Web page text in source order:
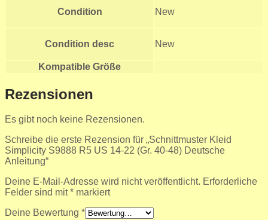
Condition New
Condition desc New
Kompatible Größe
Rezensionen
Es gibt noch keine Rezensionen.
Schreibe die erste Rezension für „Schnittmuster Kleid
Simplicity S9888 R5 US 14-22 (Gr. 40-48) Deutsche
Anleitung“
Deine E-Mail-Adresse wird nicht veröffentlicht. Erforderliche
Felder sind mit* markiert
Deine Bewertung *